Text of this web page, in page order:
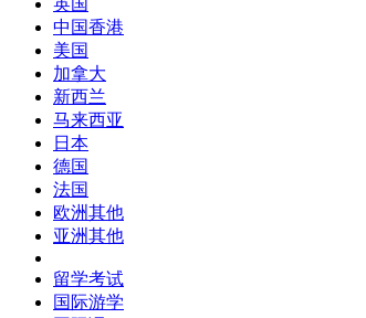
英国
中国香港
美国
加拿大
新西兰
马来西亚
日本
德国
法国
欧洲其他
亚洲其他
留学考试
国际游学